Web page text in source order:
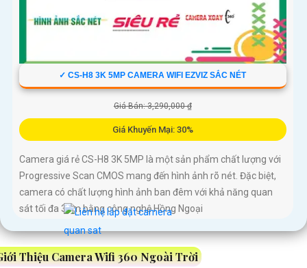
✓ CS-H8 3K 5MP CAMERA WIFI EZVIZ SẮC NÉT
Giá Bán: 3,290,000 ₫
Giá Khuyến Mại: 30%
Camera giá rẻ CS-H8 3K 5MP là một sản phẩm chất lượng với
Progressive Scan CMOS mang đến hình ảnh rõ nét. Đặc biệt,
camera có chất lượng hình ảnh ban đêm với khả năng quan
sát tối đa 30m bằng công nghệ Hồng Ngoại
Thiệu Camera Wifi 360 Ngoài Trời